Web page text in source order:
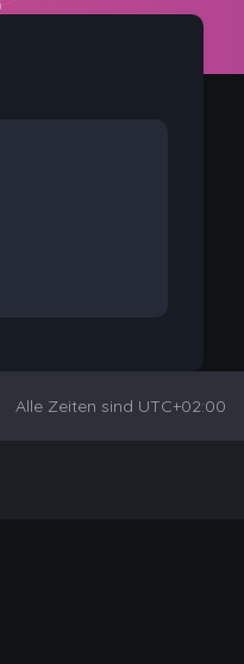
Alle Zeiten sind UTC+02:00